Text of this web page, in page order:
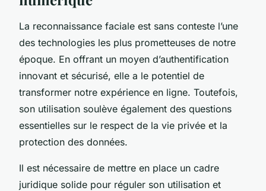
La reconnaissance faciale est sans conteste l’une
des technologies les plus prometteuses de notre
époque. En offrant un moyen d’authentification
innovant et sécurisé, elle a le potentiel de
transformer notre expérience en ligne. Toutefois,
son utilisation soulève également des questions
essentielles sur le respect de la vie privée et la
protection des données.
Il est nécessaire de mettre en place un cadre
juridique solide pour réguler son utilisation et